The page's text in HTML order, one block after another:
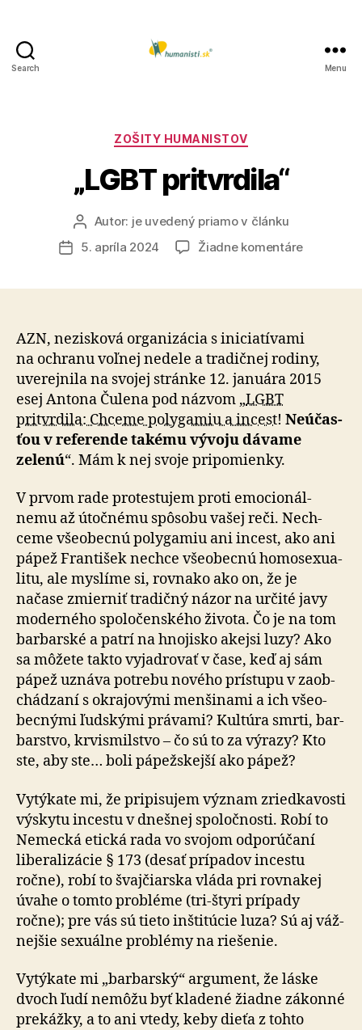
Search Menu
Kategórie
ZOŠITY HUMANISTOV
„LGBT pritvrdila“
Autor
článku
Autor: je uvedený priamo v článku
Dátum
5. apríla 2024 Žiadne komentárena
AZN, nezisková organizácia s ini­cia­tí­vami
na ochranu voľnej nedele a tra­dič­nej rodiny,
uve­rej­nila na svojej stránke 12. ja­nu­ára 2015
esej Antona Čulena pod názvom „LGBT
pritvrdila: Chceme poly­ga­miu a in­cest! Ne­ú­čas­
ťou v re­fe­ren­de takému vývoju dávame
zelenú“. Mám k nej svoje pri­po­mienky.
V prvom rade protestujem proti emo­cio­nál­
nemu až útoč­nému spô­so­bu vašej reči. Nech­
ceme vše­o­becnú poly­ga­miu ani incest, ako ani
pápež František nechce vše­o­becnú homo­se­xu­a­
litu, ale myslíme si, rovnako ako on, že je
načase zmierniť tra­dičný názor na ur­čité javy
mo­der­ného spo­lo­čen­ského života. Čo je na tom
bar­bar­ské a patrí na hno­jisko akejsi luzy? Ako
sa môžete takto vyjadrovať v čase, keď aj sám
pápež uznáva potrebu nového prístupu v za­ob­
chá­dza­ní s okra­jo­vými men­ši­nami a ich vše­o­
bec­nými ľudskými právami? Kul­túra smrti, bar­
bar­stvo, krvi­smil­stvo – čo sú to za vý­razy? Kto
ste, aby ste… boli pápežskejší ako pápež?
Vytýkate mi, že pripisujem význam zriedkavosti
výskytu incestu v dnešnej spo­loč­nosti. Robí to
Nemecká etická rada vo svojom od­po­rú­čaní
libe­ra­li­zácie § 173 (desať prípadov incestu
ročne), robí to švaj­čiarska vláda pri rov­na­kej
úvahe o tomto probléme (tri-štyri prípady
ročne); pre vás sú tieto inšti­tú­cie luza? Sú aj váž­
nej­šie sexuálne problémy na rie­še­nie.
Vytýkate mi „barbarský“ argument, že láske
dvoch ľudí nemôžu byť kladené žiadne zákonné
pre­káž­ky, a to ani vtedy, keby dieťa z tohto